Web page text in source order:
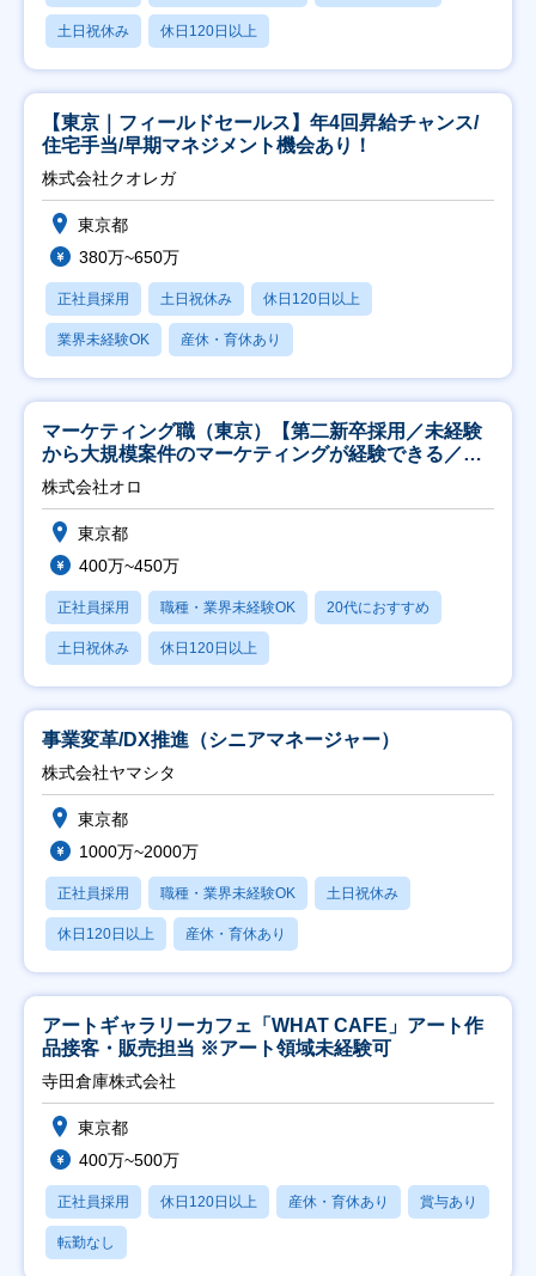
土日祝休み 休日120日以上
【東京｜フィールドセールス】年4回昇給チャンス/
住宅手当/早期マネジメント機会あり！
株式会社クオレガ
東京都
380万~650万
正社員採用 土日祝休み 休日120日以上
業界未経験OK 産休・育休あり
マーケティング職（東京）【第二新卒採用／未経験
から大規模案件のマーケティングが経験できる／研
修充実】
株式会社オロ
東京都
400万~450万
正社員採用 職種・業界未経験OK 20代におすすめ
土日祝休み 休日120日以上
事業変革/DX推進（シニアマネージャー）
株式会社ヤマシタ
東京都
1000万~2000万
正社員採用 職種・業界未経験OK 土日祝休み
休日120日以上 産休・育休あり
アートギャラリーカフェ「WHAT CAFE」アート作
品接客・販売担当 ※アート領域未経験可
寺田倉庫株式会社
東京都
400万~500万
正社員採用 休日120日以上 産休・育休あり 賞与あり
転勤なし